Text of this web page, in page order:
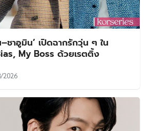
ชาอูมิน’ เปิดฉากรักวุ่น ๆ ใน
My Boss ด้วยเรตติ้ง
2026